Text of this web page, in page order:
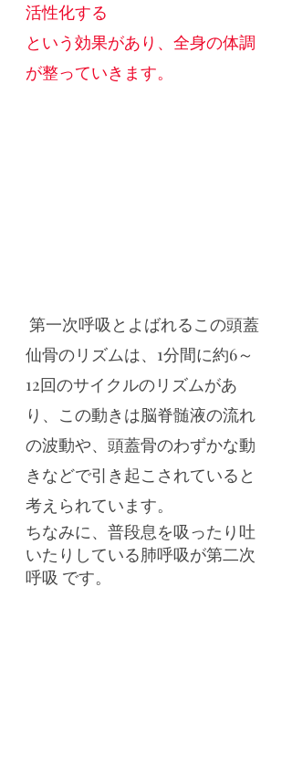
活性化する
という効果があり、全身の体調
が整っていきます。
仙骨のリズムは、1分間に約6～
12回のサイクルのリズムがあ
り、この動きは脳脊髄液の流れ
の波動や、頭蓋骨のわずかな動
きなどで引き起こされていると
考えられています。
ちなみに、普段息を吸ったり吐
いたりしている肺呼吸が第二次
呼吸 です。